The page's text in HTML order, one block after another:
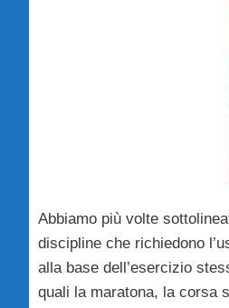
Abbiamo più volte
discipline che richiedono
alla base dell’esercizio
quali la maratona, la corsa